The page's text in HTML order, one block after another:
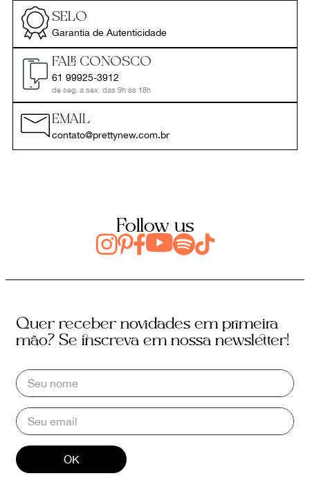
SELO
Garantia de Autenticidade
FALE CONOSCO
61 99925-3912
de seg. a sex. das 9h às 18h
EMAIL
contato@prettynew.com.br
Follow us
Quer receber novidades em primeira
mão? Se inscreva em nossa newsletter!
OK